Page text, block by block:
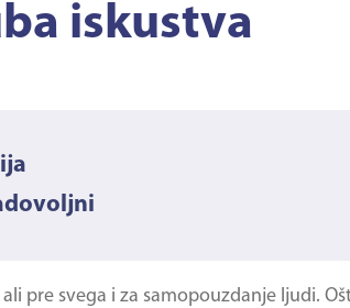
iskustva
pre svega i za samopouzdanje ljudi.